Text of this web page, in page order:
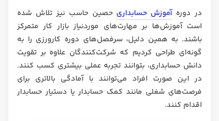
در دورهآموزش حسابداری حصین حاسب نیز تلاش شده
است آموزش‌ها بر مهارت‌های موردنیاز بازار کار متمرکز
باشند. به همین دلیل، سرفصل‌های دوره کارورزی را به
گونه‌ای طراحی کردیم که شرکت‌کنندگان علاوه بر تقویت
دانش حسابداری، بتوانند تجربه عملی بیشتری کسب کنند.
در این صورت افراد می‌توانند با آمادگی بالاتری برای
فرصت‌های شغلی مانند کمک حسابدار یا دستیار حسابدار
اقدام کنند.